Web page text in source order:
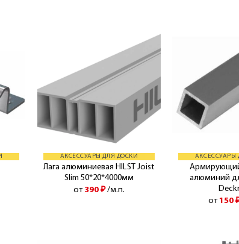
АКСЕССУАРЫ ДЛЯ ДОСКИ
Лага алюминиевая HILST Joist
Slim 50*20*4000мм
от 390 ₽ /м.п.
АКСЕССУАРЫ
алюминий
от 150